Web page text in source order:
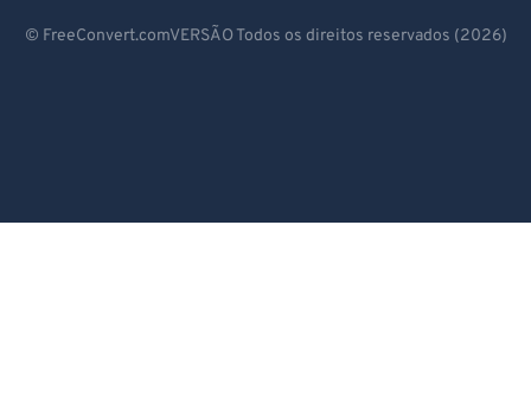
© FreeConvert.comVERSÃO Todos os direitos reservados (2026)